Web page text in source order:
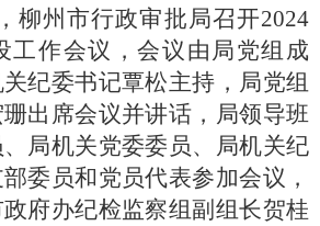
柳州市行政审批局召开2024
工作会议，会议由局党组成
纪委书记覃松主持，局党组
出席会议并讲话，局领导班
局机关党委委员、局机关纪
委员和党员代表参加会议，
府办纪检监察组副组长贺桂